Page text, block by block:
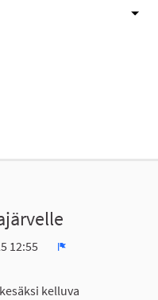
12:55
kelluva